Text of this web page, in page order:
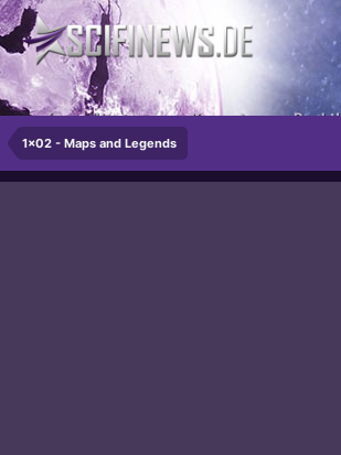
...sie erwähnen unsere Kompetenz zu Recht!
1x02 - Maps and Legends